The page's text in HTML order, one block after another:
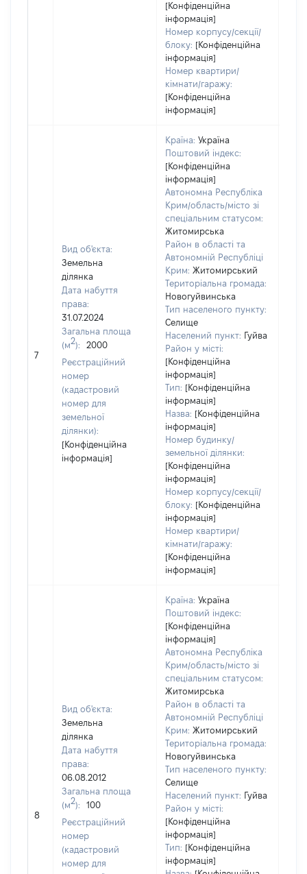
[Конфіденційна
інформація]
Номер корпусу/секції/
блоку: [Конфіденційна
інформація]
Номер квартири/
кімнати/гаражу:
[Конфіденційна
інформація]
7
Вид об'єкта:
Земельна
ділянка
Дата набуття
права:
31.07.2024
Загальна площа
(м2):
2000
Реєстраційний
номер
(кадастровий
номер для
земельної
ділянки):
[Конфіденційна
інформація]
Країна: Україна
Поштовий індекс:
[Конфіденційна
інформація]
Автономна Республіка
Крим/область/місто зі
спеціальним статусом:
Житомирська
Район в області та
Автономній Республіці
Крим: Житомирський
Територіальна громада:
Новогуйвинська
Тип населеного пункту:
Селище
Населений пункт: Гуйва
Район у місті:
[Конфіденційна
інформація]
Тип: [Конфіденційна
інформація]
Назва: [Конфіденційна
інформація]
Номер будинку/
земельної ділянки:
[Конфіденційна
інформація]
Номер корпусу/секції/
блоку: [Конфіденційна
інформація]
Номер квартири/
кімнати/гаражу:
[Конфіденційна
інформація]
8
Вид об'єкта:
Земельна
ділянка
Дата набуття
права:
06.08.2012
Загальна площа
(м2):
100
Реєстраційний
номер
(кадастровий
номер для
Країна: Україна
Поштовий індекс:
[Конфіденційна
інформація]
Автономна Республіка
Крим/область/місто зі
спеціальним статусом:
Житомирська
Район в області та
Автономній Республіці
Крим: Житомирський
Територіальна громада:
Новогуйвинська
Тип населеного пункту:
Селище
Населений пункт: Гуйва
Район у місті:
[Конфіденційна
інформація]
Тип: [Конфіденційна
інформація]